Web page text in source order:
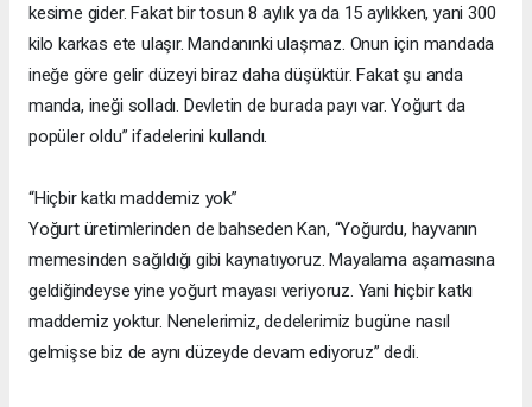
kesime gider. Fakat bir tosun 8 aylık ya da 15 aylıkken, yani 300
kilo karkas ete ulaşır. Mandanınki ulaşmaz. Onun için mandada
ineğe göre gelir düzeyi biraz daha düşüktür. Fakat şu anda
manda, ineği solladı. Devletin de burada payı var. Yoğurt da
popüler oldu” ifadelerini kullandı.
“Hiçbir katkı maddemiz yok”
Yoğurt üretimlerinden de bahseden Kan, “Yoğurdu, hayvanın
memesinden sağıldığı gibi kaynatıyoruz. Mayalama aşamasına
geldiğindeyse yine yoğurt mayası veriyoruz. Yani hiçbir katkı
maddemiz yoktur. Nenelerimiz, dedelerimiz bugüne nasıl
gelmişse biz de aynı düzeyde devam ediyoruz” dedi.